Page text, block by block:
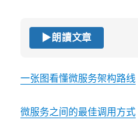
▶朗讀文章
一张图看懂微服务架构路线
微服务之间的最佳调用方式